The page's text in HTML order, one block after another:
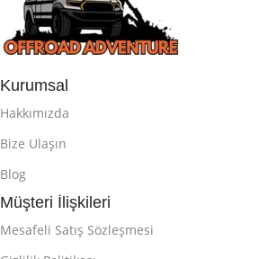
Kurumsal
Hakkımızda
Bize Ulaşın
Blog
Müşteri İlişkileri
Mesafeli Satış Sözleşmesi